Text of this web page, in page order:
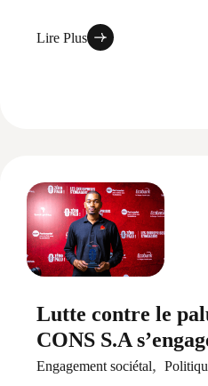
Lire Plus
Lutte contre le
CONS S.A
Engagement sociétal